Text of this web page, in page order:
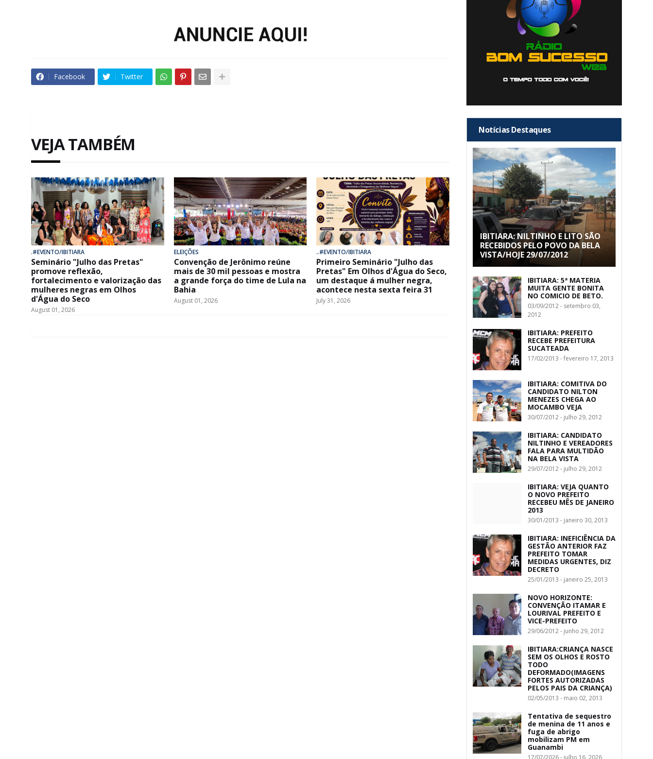
Facebook Twitter
VEJA TAMBÉM
.#EVENTO/IBITIARA
Seminário "Julho das Pretas"
promove reflexão,
fortalecimento e valorização das
mulheres negras em Olhos
d'Água do Seco
August 01, 2026
ELEIÇÕES
Convenção de Jerônimo reúne
mais de 30 mil pessoas e mostra
a grande força do time de Lula na
Bahia
August 01, 2026
..#EVENTO/IBITIARA
Primeiro Seminário "Julho das
Pretas" Em Olhos d'Água do Seco,
um destaque á mulher negra,
acontece nesta sexta feira 31
July 31, 2026
Notícias Destaques
IBITIARA: NILTINHO E LITO SÃO
RECEBIDOS PELO POVO DA BELA
VISTA/HOJE 29/07/2012
IBITIARA: 5ª MATERIA
MUITA GENTE BONITA
NO COMICIO DE BETO.
03/09/2012 - setembro 03,
2012
IBITIARA: PREFEITO
RECEBE PREFEITURA
SUCATEADA
17/02/2013 - fevereiro 17, 2013
IBITIARA: COMITIVA DO
CANDIDATO NILTON
MENEZES CHEGA AO
MOCAMBO VEJA
30/07/2012 - julho 29, 2012
IBITIARA: CANDIDATO
NILTINHO E VEREADORES
FALA PARA MULTIDÃO
NA BELA VISTA
29/07/2012 - julho 29, 2012
IBITIARA: VEJA QUANTO
O NOVO PREFEITO
RECEBEU MÊS DE JANEIRO
2013
30/01/2013 - janeiro 30, 2013
IBITIARA: INEFICIÊNCIA DA
GESTÃO ANTERIOR FAZ
PREFEITO TOMAR
MEDIDAS URGENTES, DIZ
DECRETO
25/01/2013 - janeiro 25, 2013
NOVO HORIZONTE:
CONVENÇÃO ITAMAR E
LOURIVAL PREFEITO E
VICE-PREFEITO
29/06/2012 - junho 29, 2012
IBITIARA:CRIANÇA NASCE
SEM OS OLHOS E ROSTO
TODO
DEFORMADO(IMAGENS
FORTES AUTORIZADAS
PELOS PAIS DA CRIANÇA)
02/05/2013 - maio 02, 2013
Tentativa de sequestro
de menina de 11 anos e
fuga de abrigo
mobilizam PM em
Guanambi